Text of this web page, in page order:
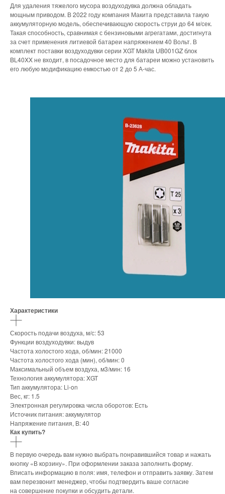
Для удаления тяжелого мусора воздуходувка должна обладать
мощным приводом. В 2022 году компания Макита представила такую
аккумуляторную модель, обеспечивающую скорость струи до 64 м/сек.
Такая способность, сравнимая с бензиновыми агрегатами, достигнута
за счет применения литиевой батареи напряжением 40 Вольт. В
комплект поставки воздуходувки серии XGT Makita UB001GZ блок
BL40XX не входит, в посадочное место для батареи можно установить
его любую модификацию емкостью от 2 до 5 А-час.
Характеристики
Скорость подачи воздуха, м/с: 53
Функции воздуходувки: выдув
Частота холостого хода, об/мин: 21000
Частота холостого хода (мин), об/мин: 0
Максимальный объем воздуха, м3/мин: 16
Технология аккумулятора: XGT
Тип аккумулятора: Li-on
Вес, кг: 1.5
Электронная регулировка числа оборотов: Есть
Источник питания: аккумулятор
Напряжение питания, В: 40
Как купить?
В первую очередь вам нужно выбрать понравившийся товар и нажать
кнопку «В корзину». При оформлении заказа заполнить форму.
Вписать информацию в поля: имя, телефон и отправить заявку. Затем
вам перезвонит менеджер, чтобы подтвердить ваше согласие
на совершение покупки и обсудить детали.